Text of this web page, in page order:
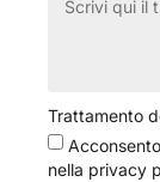
Trattamento
nella privacy